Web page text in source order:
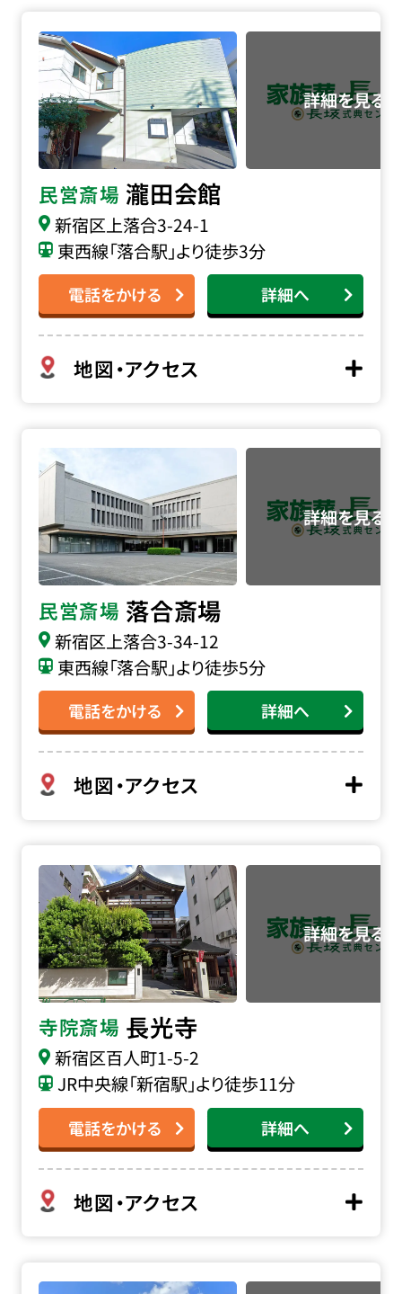
民営斎場 瀧田会館
新宿区上落合3-24-1
東西線「落合駅」より徒歩3分
電話をかける 詳細へ
地図・アクセス
民営斎場 落合斎場
新宿区上落合3-34-12
東西線「落合駅」より徒歩5分
電話をかける 詳細へ
地図・アクセス
落合斎場の詳細へ
寺院斎場 長光寺
新宿区百人町1-5-2
JR中央線「新宿駅」より徒歩11分
電話をかける 詳細へ
地図・アクセス